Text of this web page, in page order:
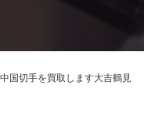
国切手を買取します大吉鶴見